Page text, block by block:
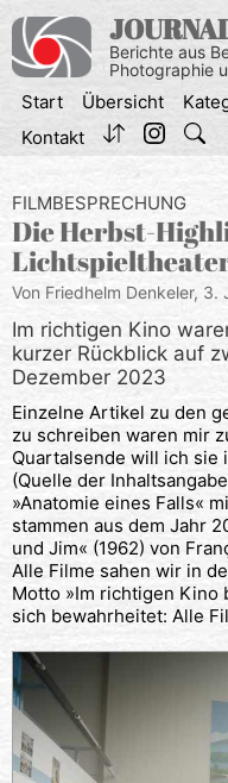
Inhalt
springen
Berichte aus
Photographie
Start Übersicht
Kontakt
FILMBESPRECHUNG
Die Herbst-
Von Friedhelm Denkeler, 3.
Im richtigen Kino
kurzer Rückblick auf
Dezember 2023
Einzelne Artikel zu den
zu schreiben waren mir
Quartalsende will ich sie
(Quelle der
»Anatomie eines Falls«
stammen aus dem Jahr
und Jim« (1962) von
Alle Filme sahen wir in
Motto »Im richtigen Kino
sich bewahrheitet: Alle